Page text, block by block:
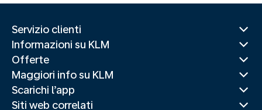
Servizio clienti
Informazioni su KLM
Offerte
Maggiori info su KLM
Scarichi l’app
Siti web correlati